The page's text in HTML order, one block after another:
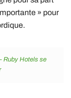
» pour
Ruby Hotels se